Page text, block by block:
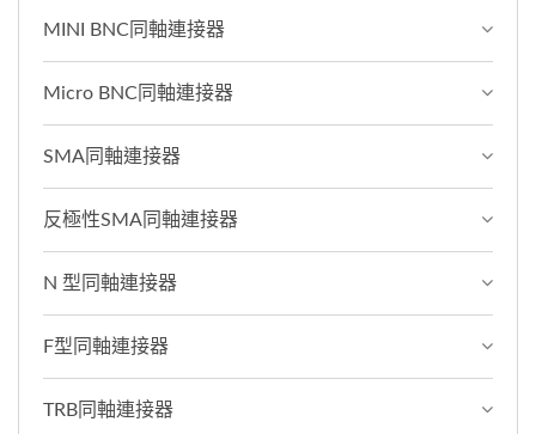
MINI BNC同軸連接器
Micro BNC同軸連接器
SMA同軸連接器
反極性SMA同軸連接器
N 型同軸連接器
F型同軸連接器
TRB同軸連接器